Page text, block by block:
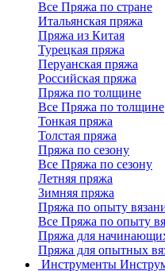
Все Пряжа по стране
Итальянская пряжа
Пряжа из Китая
Турецкая пряжа
Перуанская пряжа
Российская пряжа
Пряжа по толщине
Все Пряжа по толщине
Тонкая пряжа
Толстая пряжа
Пряжа по сезону
Все Пряжа по сезону
Летняя пряжа
Зимняя пряжа
Пряжа по опыту
Все Пряжа по опыту
Пряжа для
Пряжа для опытных
Инструменты